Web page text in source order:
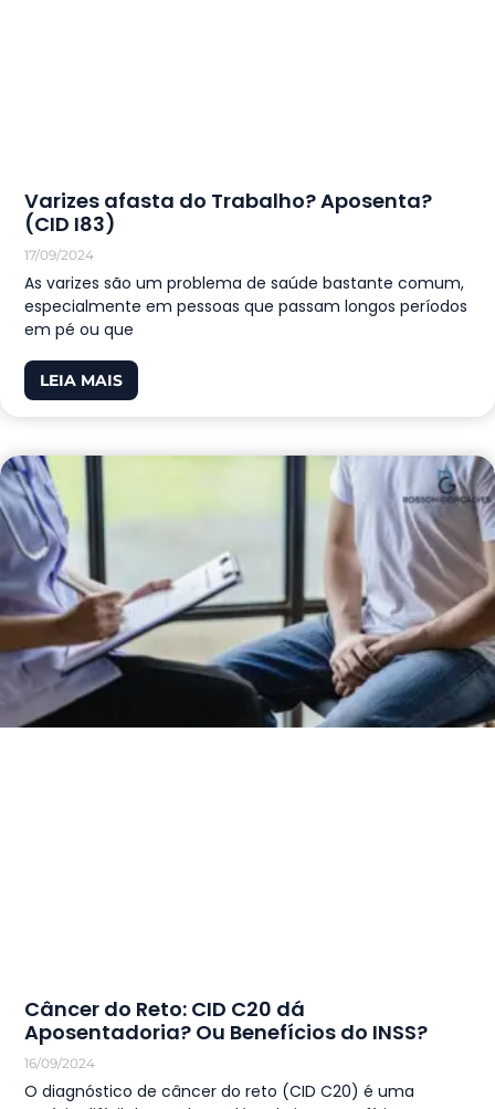
Varizes afasta do Trabalho? Aposenta?
(CID I83)
17/09/2024
As varizes são um problema de saúde bastante comum,
especialmente em pessoas que passam longos períodos
em pé ou que
LEIA MAIS
Câncer do Reto: CID C20 dá
Aposentadoria? Ou Benefícios do INSS?
16/09/2024
O diagnóstico de câncer do reto (CID C20) é uma